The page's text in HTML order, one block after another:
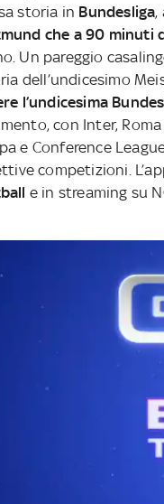
storia in Bundesliga,
che a 90 minuti
Un pareggio
dell’undicesimo
l’undicesima
con Inter,
e Conference
competizioni.
e in streaming su